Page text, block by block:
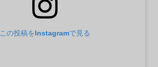
この投稿をInstagramで見る